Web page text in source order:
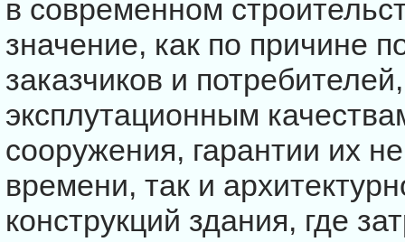
в современном
значение, как по причине
заказчиков и
эксплутационным
сооружения, гарантии их
времени, так и
конструкций здания, где